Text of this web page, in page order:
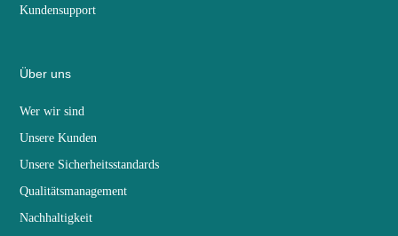
Kundensupport
Über uns
Wer wir sind
Unsere Kunden
Unsere Sicherheitsstandards
Qualitätsmanagement
Nachhaltigkeit